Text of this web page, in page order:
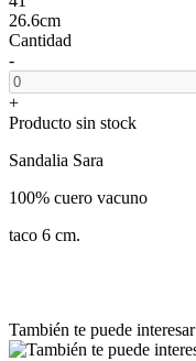
26.6cm
Cantidad
-
+
Producto sin stock
Sandalia Sara
100% cuero vacuno
taco 6 cm.
También te puede interesar